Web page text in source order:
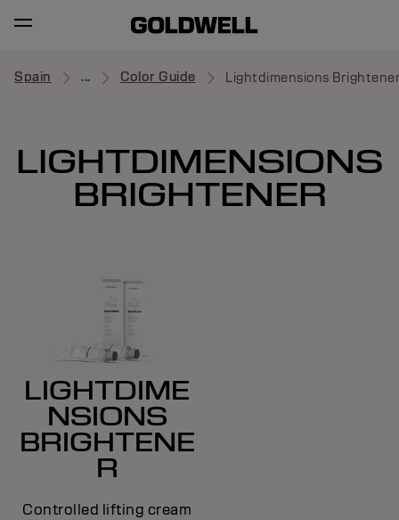
Spain ... Color Guide Lightdimensions
LIGHTDIMENSIONS
BRIGHTENER
LIGHTDIME
NSIONS
BRIGHTENE
R
Controlled lifting cream